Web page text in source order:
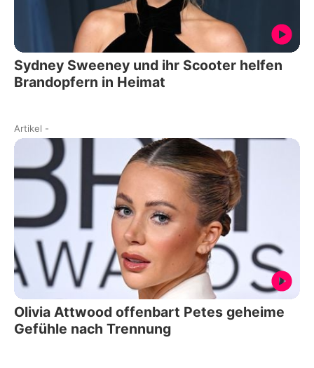
Sydney Sweeney und ihr Scooter helfen
Brandopfern in Heimat
Artikel -
Olivia Attwood offenbart Petes geheime
Gefühle nach Trennung